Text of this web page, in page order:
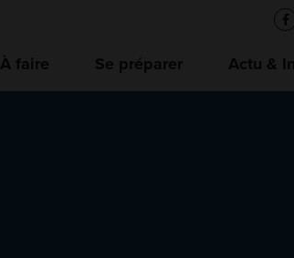
À faire Se préparer Actu &